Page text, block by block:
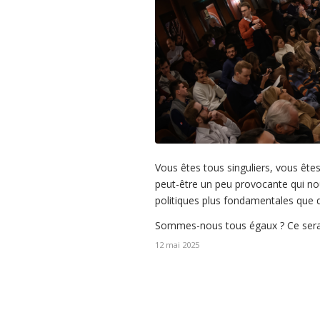
enregistrées à Paris avec François-Xavier Bellamy, puis
débouchent généralement sur un verre partagé autour de la
Vous êtes tous singuliers, vous
peut-être un peu provocante qui
politiques plus fondamentales que
Sommes-nous tous égaux ? Ce
12 mai 2025